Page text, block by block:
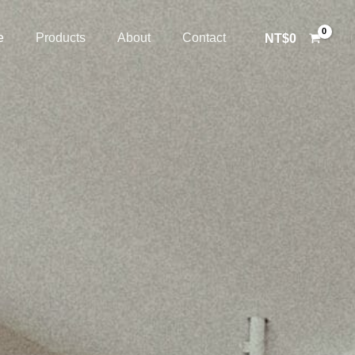
Products About Contact NT$0